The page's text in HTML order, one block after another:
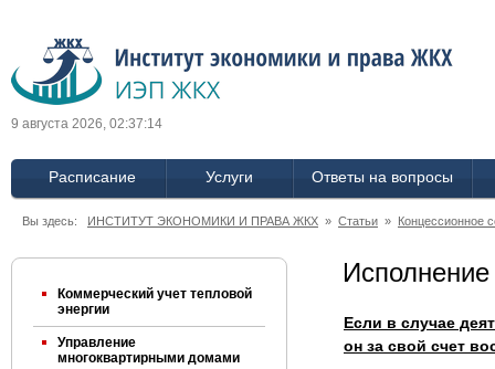
9 августа 2026, 02:37:14
Расписание Услуги Ответы на вопросы
Вы здесь: ИНСТИТУТ ЭКОНОМИКИ И ПРАВА ЖКХ » Статьи » Концессионное
Коммерческий учет тепловой
энергии
Управление
многоквартирными домами
Если в случае
он за свой счет